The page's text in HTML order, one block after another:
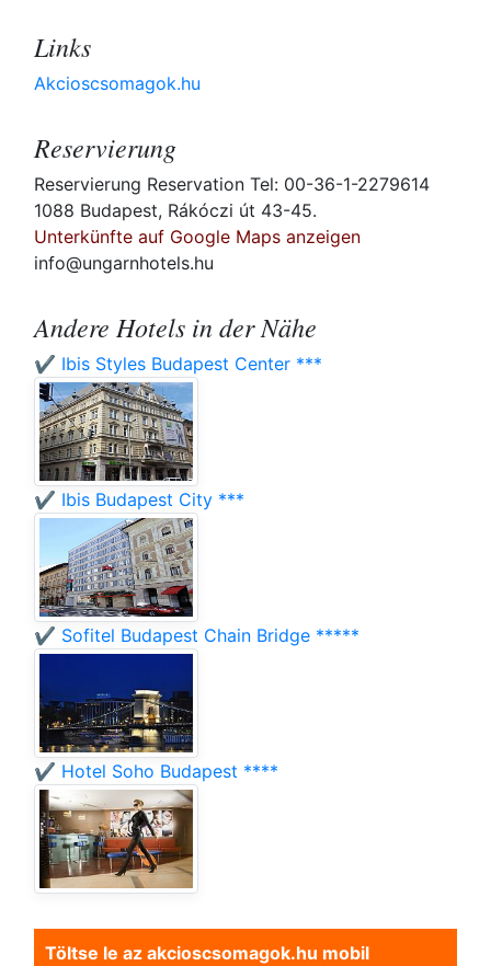
Links
Akcioscsomagok.hu
Reservierung
Reservierung Reservation Tel: 00-36-1-2279614
1088 Budapest, Rákóczi út 43-45.
Unterkünfte auf Google Maps anzeigen
info@ungarnhotels.hu
Andere Hotels in der Nähe
✔️ Ibis Styles Budapest Center ***
✔️ Ibis Budapest City ***
✔️ Sofitel Budapest Chain Bridge *****
✔️ Hotel Soho Budapest ****
Töltse le az akcioscsomagok.hu mobil